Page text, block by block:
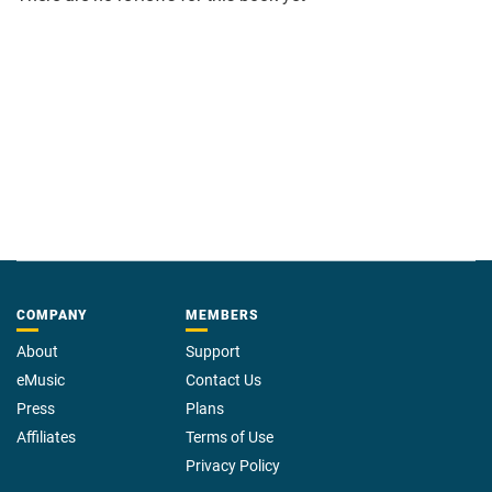
COMPANY
About
eMusic
Press
Affiliates
MEMBERS
Support
Contact Us
Plans
Terms of Use
Privacy Policy